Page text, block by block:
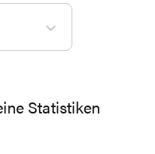
Statistiken